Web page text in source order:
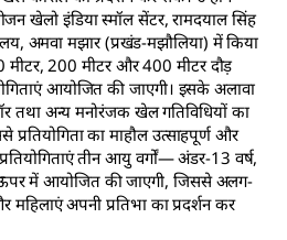
खेलो इंडिया स्मॉल सेंटर, रामदयाल सिंह
अमवा मझार (प्रखंड-मझौलिया) में किया
मीटर, 200 मीटर और 400 मीटर दौड़
आयोजित की जाएगी। इसके अलावा
तथा अन्य मनोरंजक खेल गतिविधियों का
का माहौल उत्साहपूर्ण और
तीन आयु वर्गों— अंडर-13 वर्ष,
में आयोजित की जाएगी, जिससे अलग-
अपनी प्रतिभा का प्रदर्शन कर